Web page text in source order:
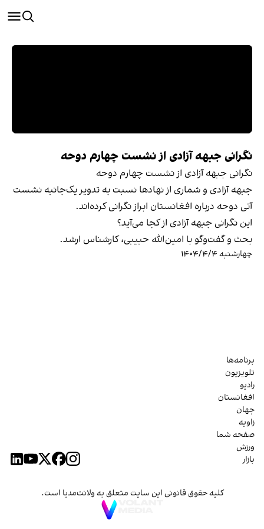
نگرانی جبهه آزادی از نشست چهارم دوحه
نگرانی جبهه آزادی از نشست چهارم دوحه
جبهه آزادی و شماری از نهادها نسبت به تدویر یک‌جانبه نشست
آتی دوحه درباره افغانستان ابراز نگرانی کرده‌اند.
این نگرانی جبهه آزادی از کجا می‌آید؟
بحث و گفت‌وگو با امین‌الله حبیبی، کارشناس ارشد.
چهارشنبه ۱۴۰۴/۴/۴
برنامه‌ها
تلویزیون
رادیو
افغانستان
جهان
زاویه
صفحه شما
ورزش
بازار
کلیه حقوق قانونی این سایت متعلق به ولانت‌مدیا است.